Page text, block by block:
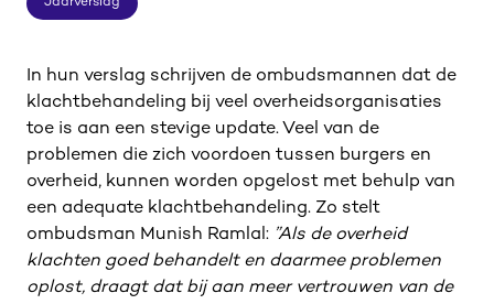
Jaarverslag
In hun verslag schrijven de ombudsmannen dat de
klachtbehandeling bij veel overheidsorganisaties
toe is aan een stevige update. Veel van de
problemen die zich voordoen tussen burgers en
overheid, kunnen worden opgelost met behulp van
een adequate klachtbehandeling. Zo stelt
ombudsman Munish Ramlal: ”Als de overheid
klachten goed behandelt en daarmee problemen
oplost, draagt dat bij aan meer vertrouwen van de